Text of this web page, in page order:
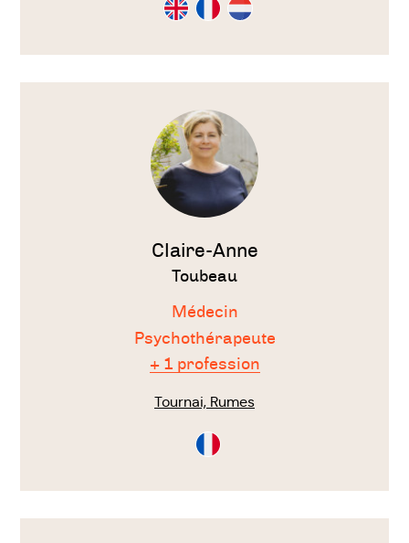
en
en
en
Voir
Claire-Anne
Toubeau
Médecin
Psychothérapeute
+ 1 profession
Tournai, Rumes
Consultation
en
Voir